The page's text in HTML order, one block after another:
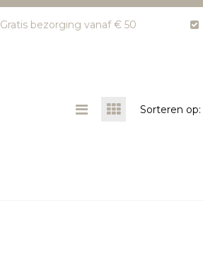
Gratis bezorging vanaf € 50
Sorteren op: